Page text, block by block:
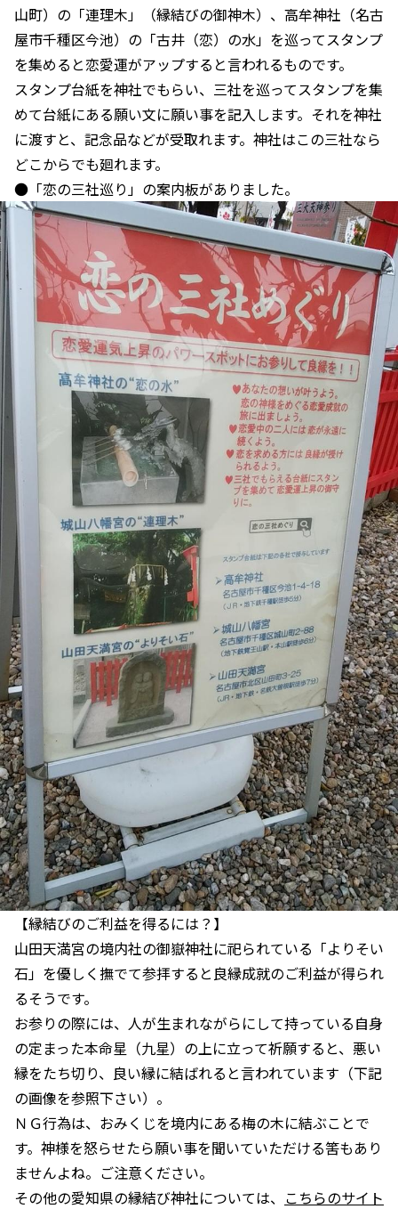
山町）の「連理木」（縁結びの御神木）、高牟神社（名古
屋市千種区今池）の「古井（恋）の水」を巡ってスタンプ
を集めると恋愛運がアップすると言われるものです。
スタンプ台紙を神社でもらい、三社を巡ってスタンプを集
めて台紙にある願い文に願い事を記入します。それを神社
に渡すと、記念品などが受取れます。神社はこの三社なら
どこからでも廻れます。
●「恋の三社巡り」の案内板がありました。
【縁結びのご利益を得るには？】
山田天満宮の境内社の御嶽神社に祀られている「よりそい
石」を優しく撫でて参拝すると良縁成就のご利益が得られ
るそうです。
お参りの際には、人が生まれながらにして持っている自身
の定まった本命星（九星）の上に立って祈願すると、悪い
縁をたち切り、良い縁に結ばれると言われています（下記
の画像を参照下さい）。
ＮＧ行為は、おみくじを境内にある梅の木に結ぶことで
す。神様を怒らせたら願い事を聞いていただける筈もあり
ませんよね。ご注意ください。
その他の愛知県の縁結び神社については、 こちらのサイト